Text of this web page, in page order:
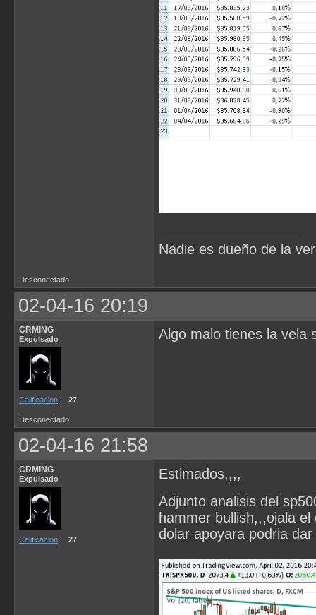
Nadie es dueño de la
Desconectado
02-04-16 20:19
CRMING
Expulsado
Calificacion : 27
Algo malo tienes la vela
Desconectado
02-04-16 21:58
CRMING
Expulsado
Calificacion : 27
Estimados,,,,
Adjunto analisis del
hammer bullish,,,ojala
dolar apoyara podria